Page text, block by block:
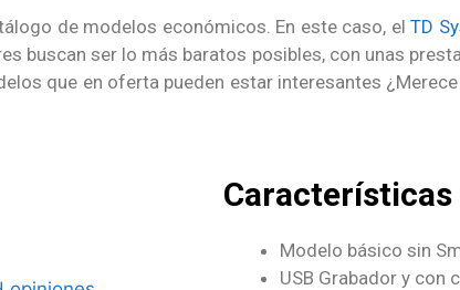
de modelos económicos. En este caso, elTD
buscan ser lo más baratos posibles, con unas
que en oferta pueden estar interesantes ¿Merece
Modelo básico sin
USB Grabador y con